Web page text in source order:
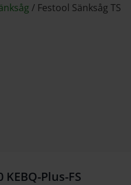
/ Festool Sänksåg TS
Plus-FS